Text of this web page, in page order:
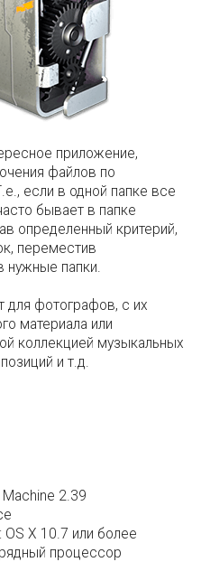
приложение,
файлов по
если в одной папке все
бывает в папке
определенный критерий,
переместив
папки.
для фотографов, с их
материала или
коллекцией музыкальных
и т.д.
Machine 2.39
OS X 10.7 или более
процессор